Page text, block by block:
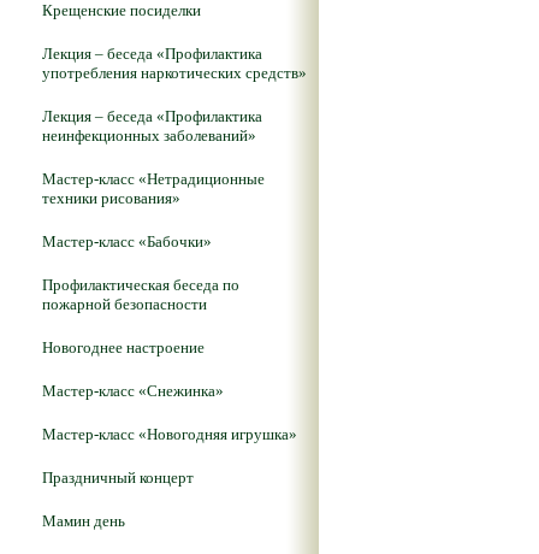
Крещенские посиделки
Лекция – беседа «Профилактика
употребления наркотических средств»
Лекция – беседа «Профилактика
неинфекционных заболеваний»
Мастер-класс «Нетрадиционные
техники рисования»
Мастер-класс «Бабочки»
Профилактическая беседа по
пожарной безопасности
Новогоднее настроение
Мастер-класс «Снежинка»
Мастер-класс «Новогодняя игрушка»
Праздничный концерт
Мамин день